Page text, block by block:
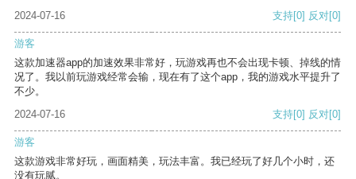
2024-07-16
支持[0] 反对[0]
游客
这款加速器app的加速效果非常好，玩游戏再也不会出现卡顿、掉线的情
况了。我以前玩游戏经常会输，现在有了这个app，我的游戏水平提升了
不少。
2024-07-16
支持[0] 反对[0]
游客
这款游戏非常好玩，画面精美，玩法丰富。我已经玩了好几个小时，还
没有玩腻。